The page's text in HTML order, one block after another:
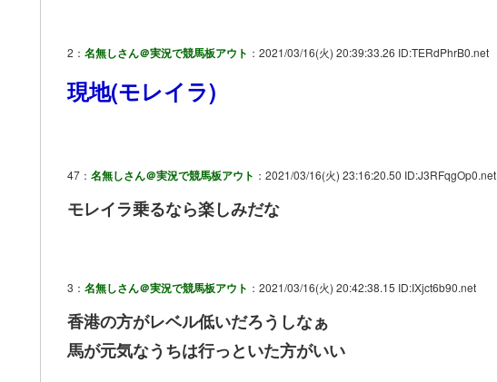
2： 名無しさん＠実況で競馬板アウト ：2021/03/16(火) 20:39:33.26 ID:TERdPhrB0.net
現地(モレイラ)
47： 名無しさん＠実況で競馬板アウト ：2021/03/16(火) 23:16:20.50 ID:J3RFqgOp0.net
モレイラ乗るなら楽しみだな
3： 名無しさん＠実況で競馬板アウト ：2021/03/16(火) 20:42:38.15 ID:IXjct6b90.net
香港の方がレベル低いだろうしなぁ
馬が元気なうちは行っといた方がいい